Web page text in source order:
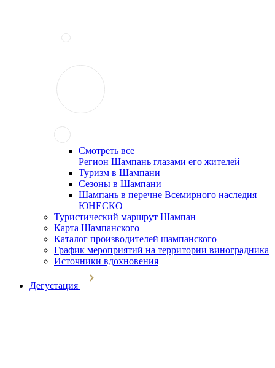
Смотреть все
Регион Шампань глазами его жителей
Туризм в Шампани
Сезоны в Шампани
Шампань в перечне Всемирного наследия
ЮНЕСКО
Туристический маршрут Шампан
Карта Шампанского
Каталог производителей шампанского
График мероприятий на территории виноградника
Источники вдохновения
Дегустация